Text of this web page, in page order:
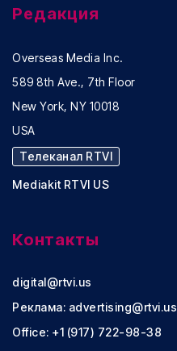
Редакция
Overseas Media Inc.
589 8th Ave., 7th Floor
New York, NY 10018
USA
Телеканал RTVI
Mediakit RTVI US
Контакты
digital@rtvi.us
Реклама: advertising@rtvi.us
Office: +1 (917) 722-98-38